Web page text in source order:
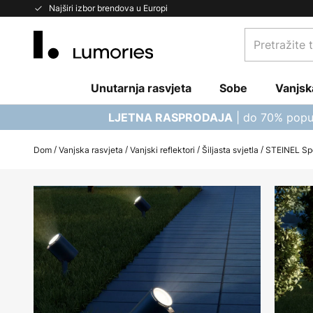
Najširi izbor brendova u Europi
Skip
Pretražite
trgovinu...
Unutarnja rasvjeta Sobe
LJETNA RASPRODAJA | do 70%
Dom Vanjska rasvjeta Vanjski reflektori Šiljasta svjetla STEINEL
Skip
to
the
end
of
images